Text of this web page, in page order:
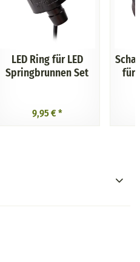
LED Ring für LED
Springbrunnen Set
9,95 € *
für